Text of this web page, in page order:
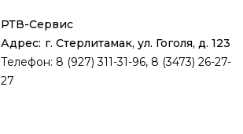
РТВ-Сервис
Адрес: г. Стерлитамак, ул. Гоголя, д. 123
Телефон: 8 (927) 311-31-96, 8 (3473) 26-27-
27